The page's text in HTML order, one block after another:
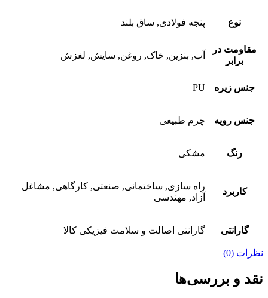
نوع پنجه فولادی, ساق بلند
مقاومت در
برابر
آب, بنزین, خاک, روغن, سایش, لغزش
جنس زیره PU
جنس رویه چرم طبیعی
رنگ مشکی
کاربرد
راه سازی, ساختمانی, صنعتی, کارگاهی, مشاغل
آزاد, مهندسی
گارانتی گارانتی اصالت و سلامت فیزیکی کالا
نظرات (0)
نقد و بررسی‌ها